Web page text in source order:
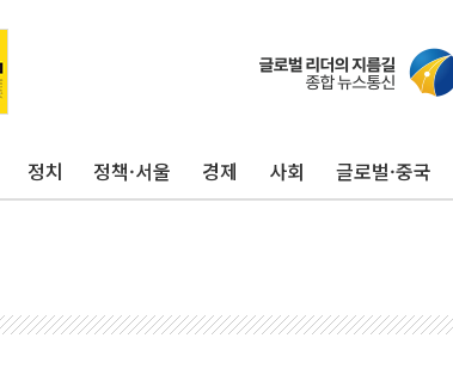
정치 정책·서울 경제 사회 글로벌·중국